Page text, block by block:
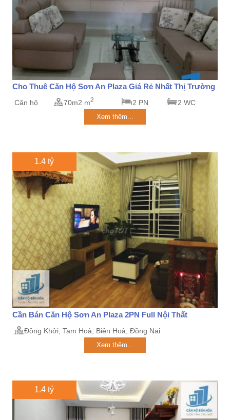
Cho Thuê Căn Hộ Sơn An Plaza Giá Rẻ Nhất Thị Trường
Căn hộ 70m2 m2 2 PN 2 WC
Xem thêm...
1.4 tỷ
Cần Bán Căn Hộ Sơn An Plaza 2PN Full Nội Thất
Đồng Khởi, Tam Hoà, Biên Hoà, Đồng Nai
Xem thêm...
1.4 tỷ